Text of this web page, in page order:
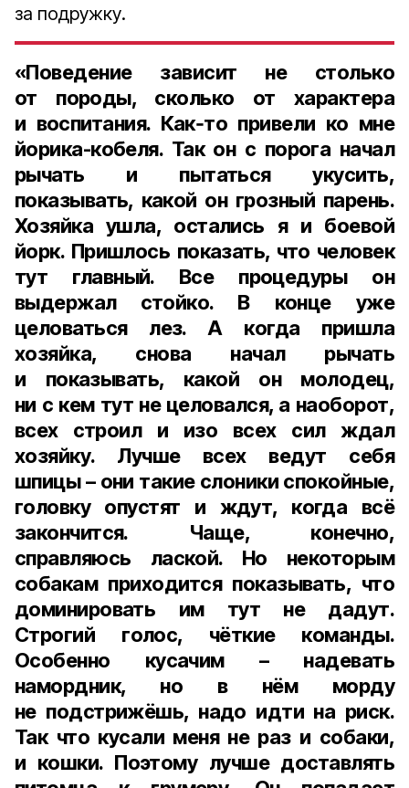
за подружку.
«Поведение зависит не столько
от породы, сколько от характера
и воспитания. Как‑то привели ко мне
йорика-кобеля. Так он с порога начал
рычать и пытаться укусить,
показывать, какой он грозный парень.
Хозяйка ушла, остались я и боевой
йорк. Пришлось показать, что человек
тут главный. Все процедуры он
выдержал стойко. В конце уже
целоваться лез. А когда пришла
хозяйка, снова начал рычать
и показывать, какой он молодец,
ни с кем тут не целовался, а наоборот,
всех строил и изо всех сил ждал
хозяйку. Лучше всех ведут себя
шпицы – они такие слоники спокойные,
головку опустят и ждут, когда всё
закончится. Чаще, конечно,
справляюсь лаской. Но некоторым
собакам приходится показывать, что
доминировать им тут не дадут.
Строгий голос, чёткие команды.
Особенно кусачим – надевать
намордник, но в нём морду
не подстрижёшь, надо идти на риск.
Так что кусали меня не раз и собаки,
и кошки. Поэтому лучше доставлять